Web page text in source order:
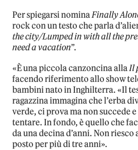
Per spiegarsi nominaFinally
rock con un testo che parla
the city/Lumped in with all the
need a vacation”.
«È una piccola canzoncina allaIl
facendo riferimento allo show
bambini nato in Inghilterra. «Il
ragazzina immagina che l’erba
verde, ci prova ma non succede
tentare. In fondo, è quello che
da una decina d’anni. Non
posto per più di tre anni».